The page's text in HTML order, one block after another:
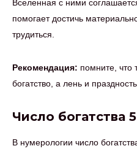
Вселенная с ними
помогает достичь
трудиться.
Рекомендация: помните, что
богатство, а лень и
Число богатства 5
В нумерологии число